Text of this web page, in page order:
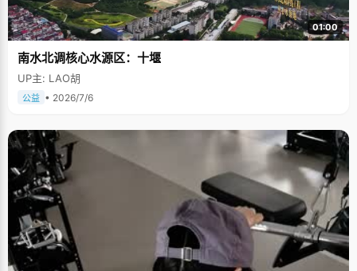
01:00
南水北调核心水源区：十堰
UP主: LAO胡
公益 • 2026/7/6